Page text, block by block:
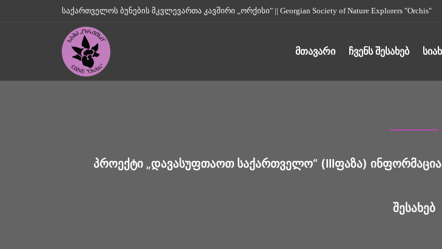
საქართველოს ბუნების მკვლევართა კავშირი „ორქისი" || Georgian Society of Nature Explorers "Orchis"
ᲛᲗᲐᲕᲐᲠᲘ ᲩᲕᲔᲜᲡ ᲨᲔᲡᲐᲮᲔᲑ
ᲞᲠᲝᲔᲥᲢᲘ „ᲓᲐᲕᲐᲡᲣᲤᲗᲐᲝᲗ ᲡᲐᲥᲐᲠᲗᲕᲔᲚᲝ“ (IIIᲤᲐᲖᲐ)
ᲨᲔᲡᲐᲮᲔᲑ